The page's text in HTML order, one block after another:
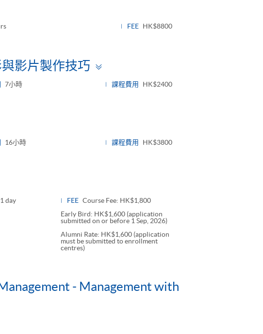
FEE HK$8800
影片製作技巧
panel
7小時 課程費用 HK$2400
16小時 課程費用 HK$3800
1 day FEE Course Fee: HK$1,800
Early Bird: HK$1,600 (application
submitted on or before 1 Sep, 2026)
Alumni Rate: HK$1,600 (application
must be submitted to enrollment
centres)
- Management with